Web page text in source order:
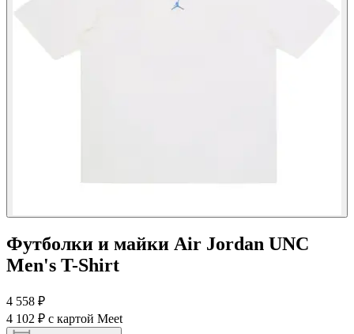
Футболки и майки Air Jordan UNC
Men's T-Shirt
4 558 ₽
4 102 ₽ с картой Meet